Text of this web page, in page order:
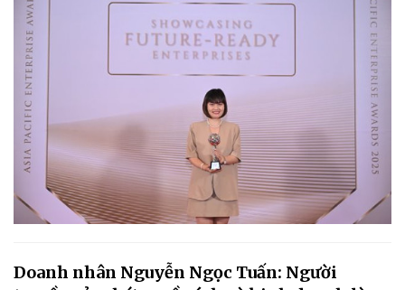
Doanh nhân Nguyễn Ngọc Tuấn: Người